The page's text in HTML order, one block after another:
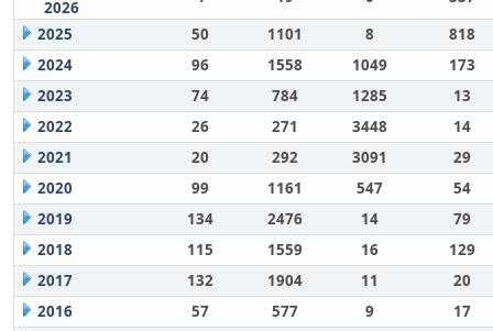
2026
2025
50 1101 8
818
2024
96 1558 1049
173
2023
74 784 1285
13
2022
26 271 3448
14
2021
20 292 3091
29
2020
99 1161 547
54
2019
134 2476 14
79
2018
115 1559 16
129
2017
132 1904 11
20
2016
57 577 9
17